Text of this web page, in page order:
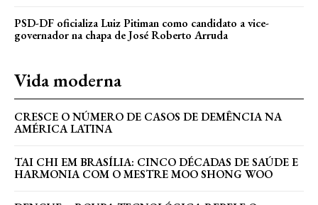
PSD-DF oficializa Luiz Pitiman como candidato a vice-
governador na chapa de José Roberto Arruda
Vida moderna
CRESCE O NÚMERO DE CASOS DE DEMÊNCIA NA
AMÉRICA LATINA
TAI CHI EM BRASÍLIA: CINCO DÉCADAS DE SAÚDE E
HARMONIA COM O MESTRE MOO SHONG WOO